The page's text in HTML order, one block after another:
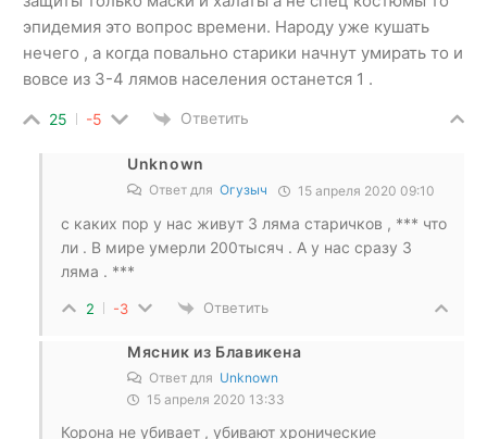
эпидемия это вопрос времени. Народу уже кушать
нечего , а когда повально старики начнут умирать то и
вовсе из 3-4 лямов населения останется 1 .
25 -5 Ответить
Unknown
Ответ для Огузыч 15 апреля 2020 09:10
с каких пор у нас живут 3 ляма старичков , *** что
ли . В мире умерли 200тысяч . А у нас сразу 3
ляма . ***
2 -3 Ответить
Мясник из Блавикена
Ответ для Unknown
15 апреля 2020 13:33
Корона не убивает , убивают хронические